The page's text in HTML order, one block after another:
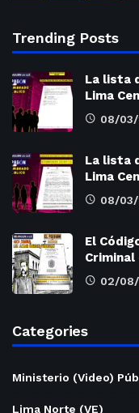
Trending Posts
La lista
Lima
08/03/
La lista
Lima
08/03/
El
02/08/
Categories
Ministerio (Video)
Lima Norte (VE)